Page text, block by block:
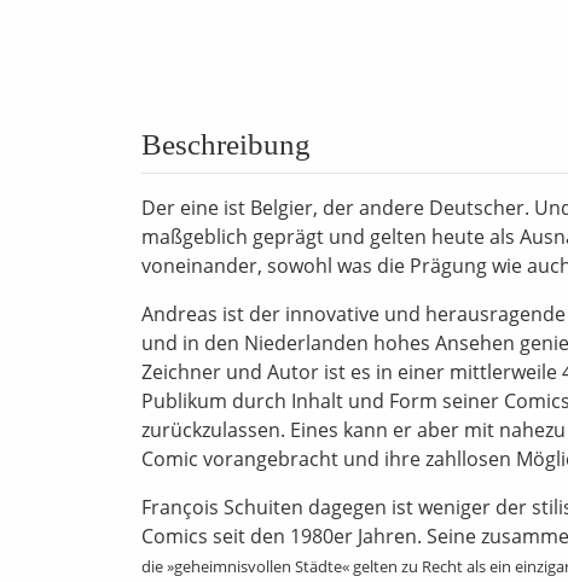
Beschreibung
Der eine ist Belgier, der andere Deutscher.
maßgeblich geprägt und gelten heute als
voneinander, sowohl was die Prägung wie
Andreas ist der innovative und
und in den Niederlanden hohes Ansehen
Zeichner und Autor ist es in einer mittlerweile
Publikum durch Inhalt und Form seiner
zurückzulassen. Eines kann er aber mit
Comic vorangebracht und ihre zahllosen
François Schuiten dagegen ist weniger der
Comics seit den 1980er Jahren. Seine
die »geheimnisvollen Städte« gelten zu Recht als ein